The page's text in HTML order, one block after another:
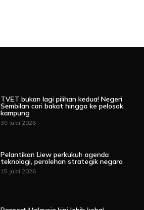
TVET bukan lagi pilihan kedua! Negeri
Sembilan cari bakat hingga ke pelosok
kampung
30 Julai 2026
Pelantikan Liew perkukuh agenda
teknologi, perolehan strategik negara
15 Julai 2026